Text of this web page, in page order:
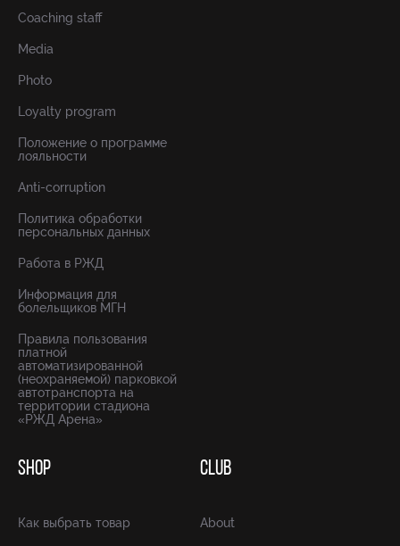
Coaching staff
Media
Photo
Loyalty program
Положение о программе
лояльности
Anti-corruption
Политика обработки
персональных данных
Работа в РЖД
Информация для
болельщиков МГН
Правила пользования
платной
автоматизированной
(неохраняемой) парковкой
автотранспорта на
территории стадиона
«РЖД Арена»
SHOP
Как выбрать товар
CLUB
About